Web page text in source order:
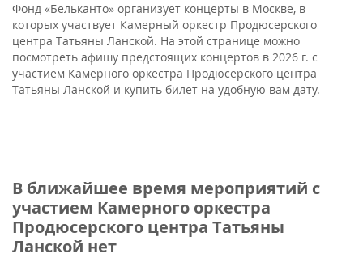
Фонд «Бельканто» организует концерты в Москве, в
которых участвует Камерный оркестр Продюсерского
центра Татьяны Ланской. На этой странице можно
посмотреть афишу предстоящих концертов в 2026 г. с
участием Камерного оркестра Продюсерского центра
Татьяны Ланской и купить билет на удобную вам дату.
В ближайшее время мероприятий с
участием Камерного оркестра
Продюсерского центра Татьяны
Ланской нет